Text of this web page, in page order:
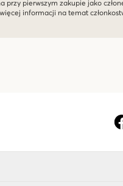
przy pierwszym zakupie jako
informacji na temat